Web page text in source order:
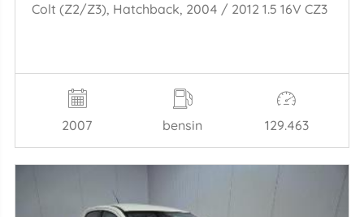
Colt (Z2/Z3), Hatchback, 2004 / 2012 1.5 16V CZ3
2007 bensin 129.463